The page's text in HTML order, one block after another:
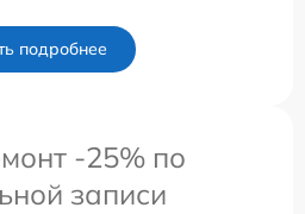
подробнее
-25% по
записи